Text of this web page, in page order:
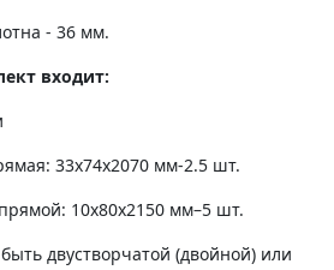
- 36 мм.
входит:
33х74х2070 мм-2.5 шт.
10х80х2150 мм–5 шт.
двустворчатой (двойной) или